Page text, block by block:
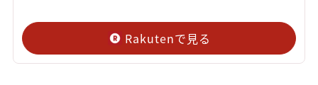
Rakutenで見る